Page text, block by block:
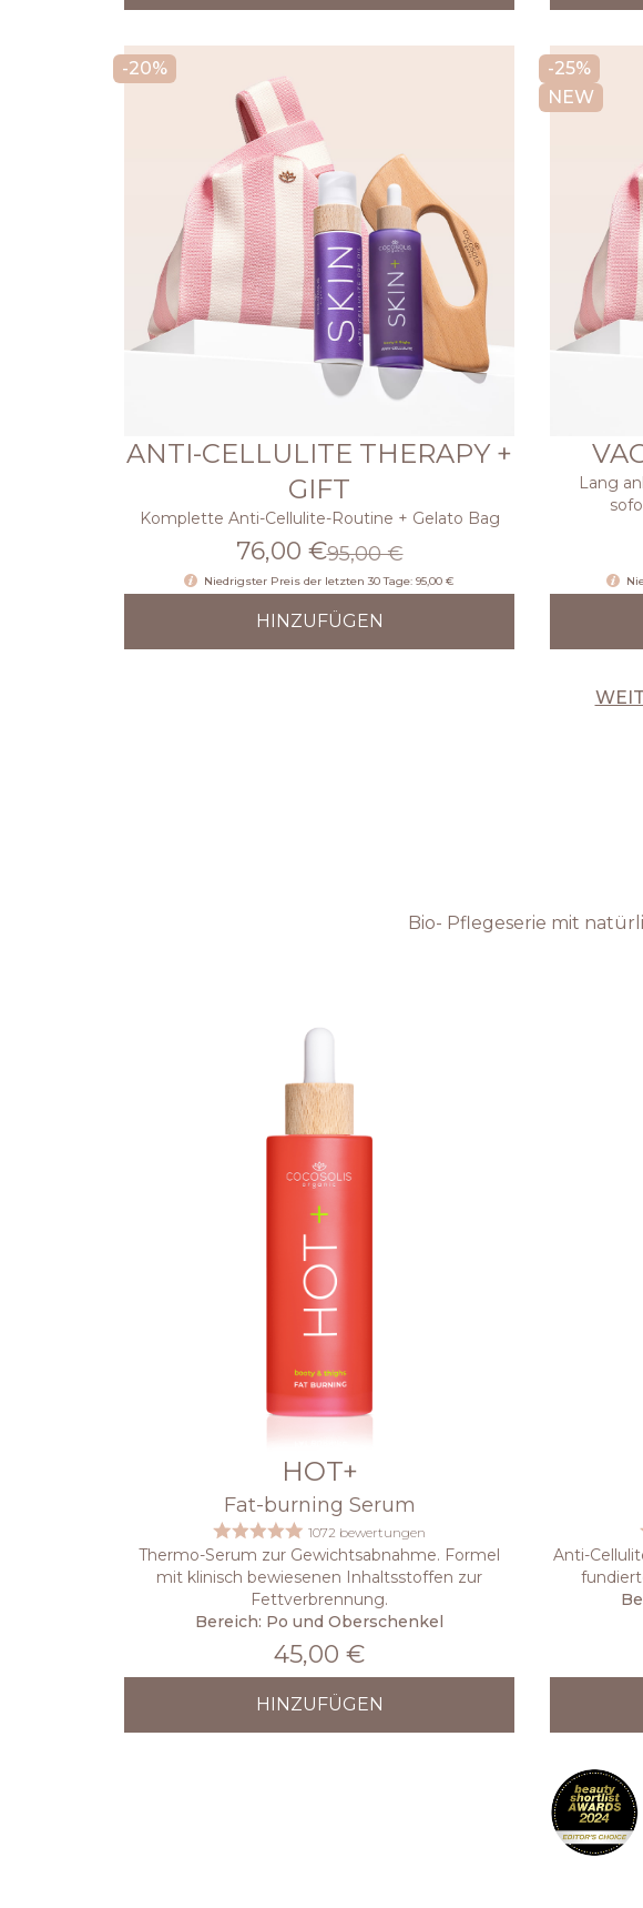
-20%
ANTI-CELLULITE THERAPY +
GIFT
Komplette Anti-Cellulite-Routine + Gelato Bag
95,00 €
76,00 €
Niedrigster Preis der letzten 30 Tage: 95,00 €
HINZUFÜGEN
-25%
NEW
Lang
Bio- Pflegeserie mit
HOT+
Fat-burning Serum
1072 bewertungen
Thermo-Serum zur Gewichtsabnahme. Formel
mit klinisch bewiesenen Inhaltsstoffen zur
Fettverbrennung.
Bereich: Po und Oberschenkel
45,00 €
HINZUFÜGEN
Anti-